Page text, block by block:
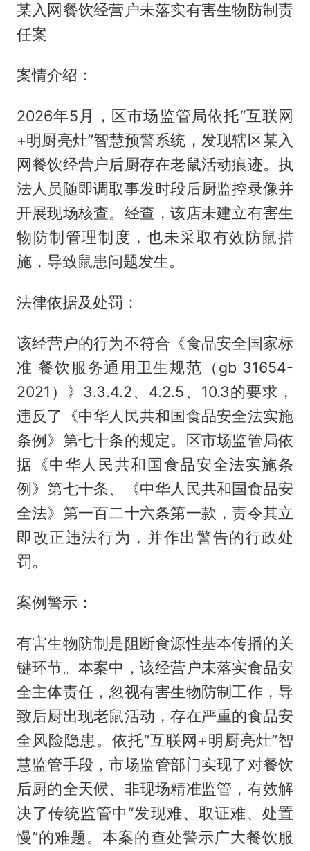
某入网餐饮经营户未落实有害生物防制责
任案
案情介绍：
2026年5月，区市场监管局依托“互联网
+明厨亮灶”智慧预警系统，发现辖区某入
网餐饮经营户后厨存在老鼠活动痕迹。执
法人员随即调取事发时段后厨监控录像并
开展现场核查。经查，该店未建立有害生
物防制管理制度，也未采取有效防鼠措
施，导致鼠患问题发生。
法律依据及处罚：
该经营户的行为不符合《食品安全国家标
准 餐饮服务通用卫生规范（gb 31654-
2021）》3.3.4.2、4.2.5、10.3的要求，
违反了《中华人民共和国食品安全法实施
条例》第七十条的规定。区市场监管局依
据《中华人民共和国食品安全法实施条
例》第七十条、《中华人民共和国食品安
全法》第一百二十六条第一款，责令其立
即改正违法行为，并作出警告的行政处
罚。
案例警示：
有害生物防制是阻断食源性基本传播的关
键环节。本案中，该经营户未落实食品安
全主体责任，忽视有害生物防制工作，导
致后厨出现老鼠活动，存在严重的食品安
全风险隐患。依托“互联网+明厨亮灶”智
慧监管手段，市场监管部门实现了对餐饮
后厨的全天候、非现场精准监管，有效解
决了传统监管中“发现难、取证难、处置
慢”的难题。本案的查处警示广大餐饮服